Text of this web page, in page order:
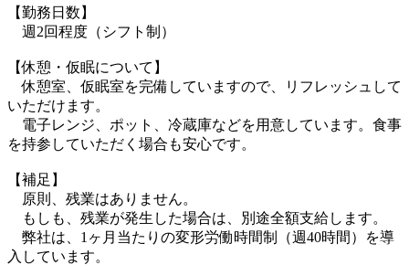
【勤務日数】
週2回程度（シフト制）
【休憩・仮眠について】
休憩室、仮眠室を完備していますので、リフレッシュして
いただけます。
電子レンジ、ポット、冷蔵庫などを用意しています。食事
を持参していただく場合も安心です。
【補足】
原則、残業はありません。
もしも、残業が発生した場合は、別途全額支給します。
弊社は、1ヶ月当たりの変形労働時間制（週40時間）を導
入しています。